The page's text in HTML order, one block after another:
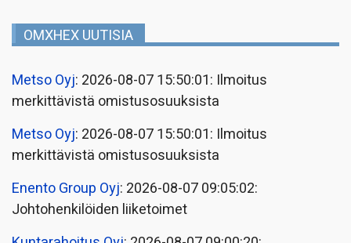
OMXHEX UUTISIA
Metso Oyj: 2026-08-07 15:50:01: Ilmoitus
merkittävistä omistusosuuksista
Metso Oyj: 2026-08-07 15:50:01: Ilmoitus
merkittävistä omistusosuuksista
Enento Group Oyj: 2026-08-07 09:05:02:
Johtohenkilöiden liiketoimet